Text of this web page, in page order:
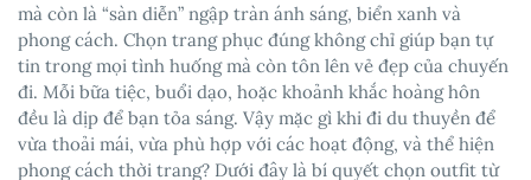
mà còn là “sàn diễn” ngập tràn ánh sáng, biển xanh và
phong cách. Chọn trang phục đúng không chỉ giúp bạn tự
tin trong mọi tình huống mà còn tôn lên vẻ đẹp của chuyến
đi. Mỗi bữa tiệc, buổi dạo, hoặc khoảnh khắc hoàng hôn
đều là dịp để bạn tỏa sáng. Vậy mặc gì khi đi du thuyền để
vừa thoải mái, vừa phù hợp với các hoạt động, và thể hiện
phong cách thời trang? Dưới đây là bí quyết chọn outfit từ